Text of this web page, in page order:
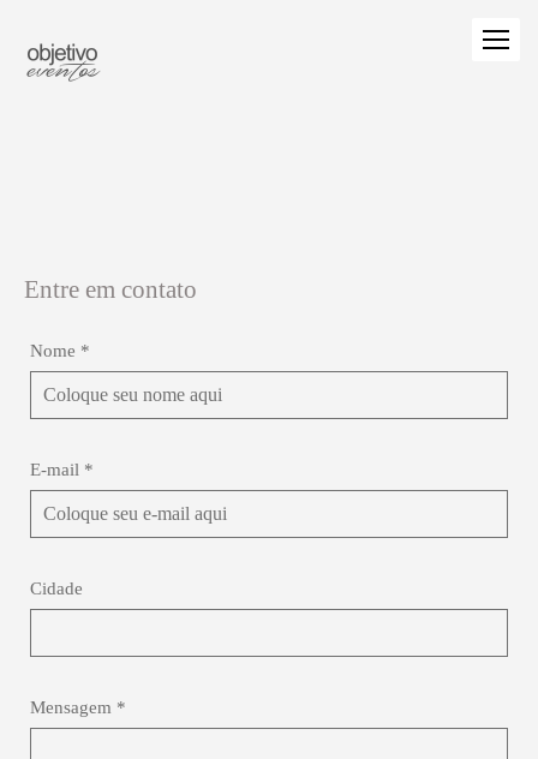
Entre em contato
Nome *
E-mail *
Cidade
Mensagem *